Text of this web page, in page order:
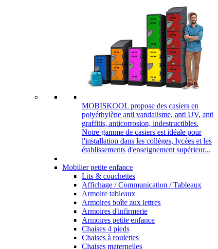
MOBISKOOL propose des casiers en
polyéthylène anti vandalisme, anti UV, anti
graffitis, anticorrosion, indestructibles.
Notre gamme de casiers est idéale pour
l'installation dans les collèges, lycées et les
établissements d'enseignement supérieur...
Mobilier petite enfance
Lits & couchettes
Affichage / Communication / Tableaux
Armoire tableaux
Armoires boîte aux lettres
Armoires d'infirmerie
Armoires petite enfance
Chaises 4 pieds
Chaises à roulettes
Chaises maternelles